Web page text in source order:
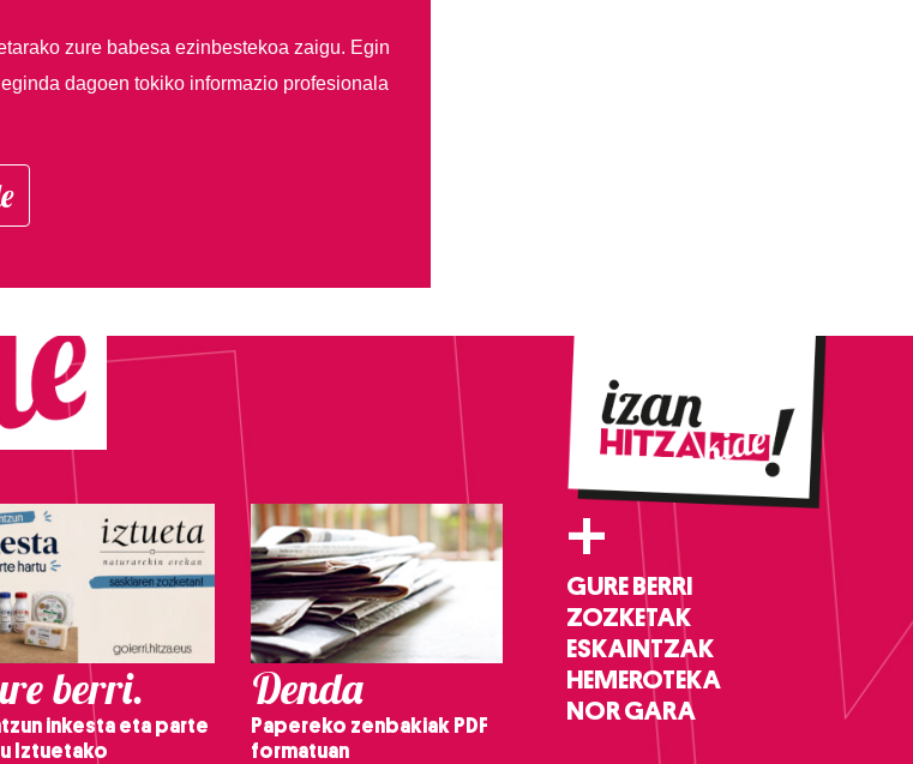
zure babesa ezinbestekoa zaigu. Egin
dagoen tokiko informazio profesionala
berri.
inkesta eta parte
Iztuetako
Denda
Papereko zenbakiak PDF
formatuan
+
GURE BERRI
ZOZKETAK
ESKAINTZAK
HEMEROTEKA
NOR GARA